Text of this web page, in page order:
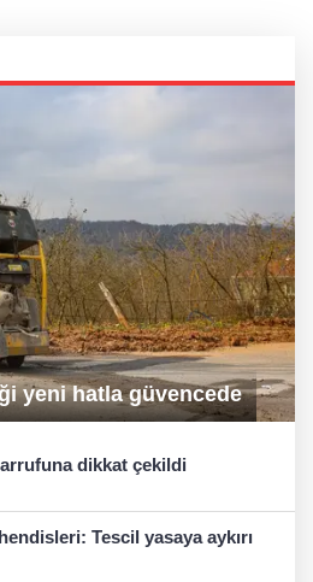
yeni hatla güvencede
dikkat çekildi
Tescil yasaya aykırı